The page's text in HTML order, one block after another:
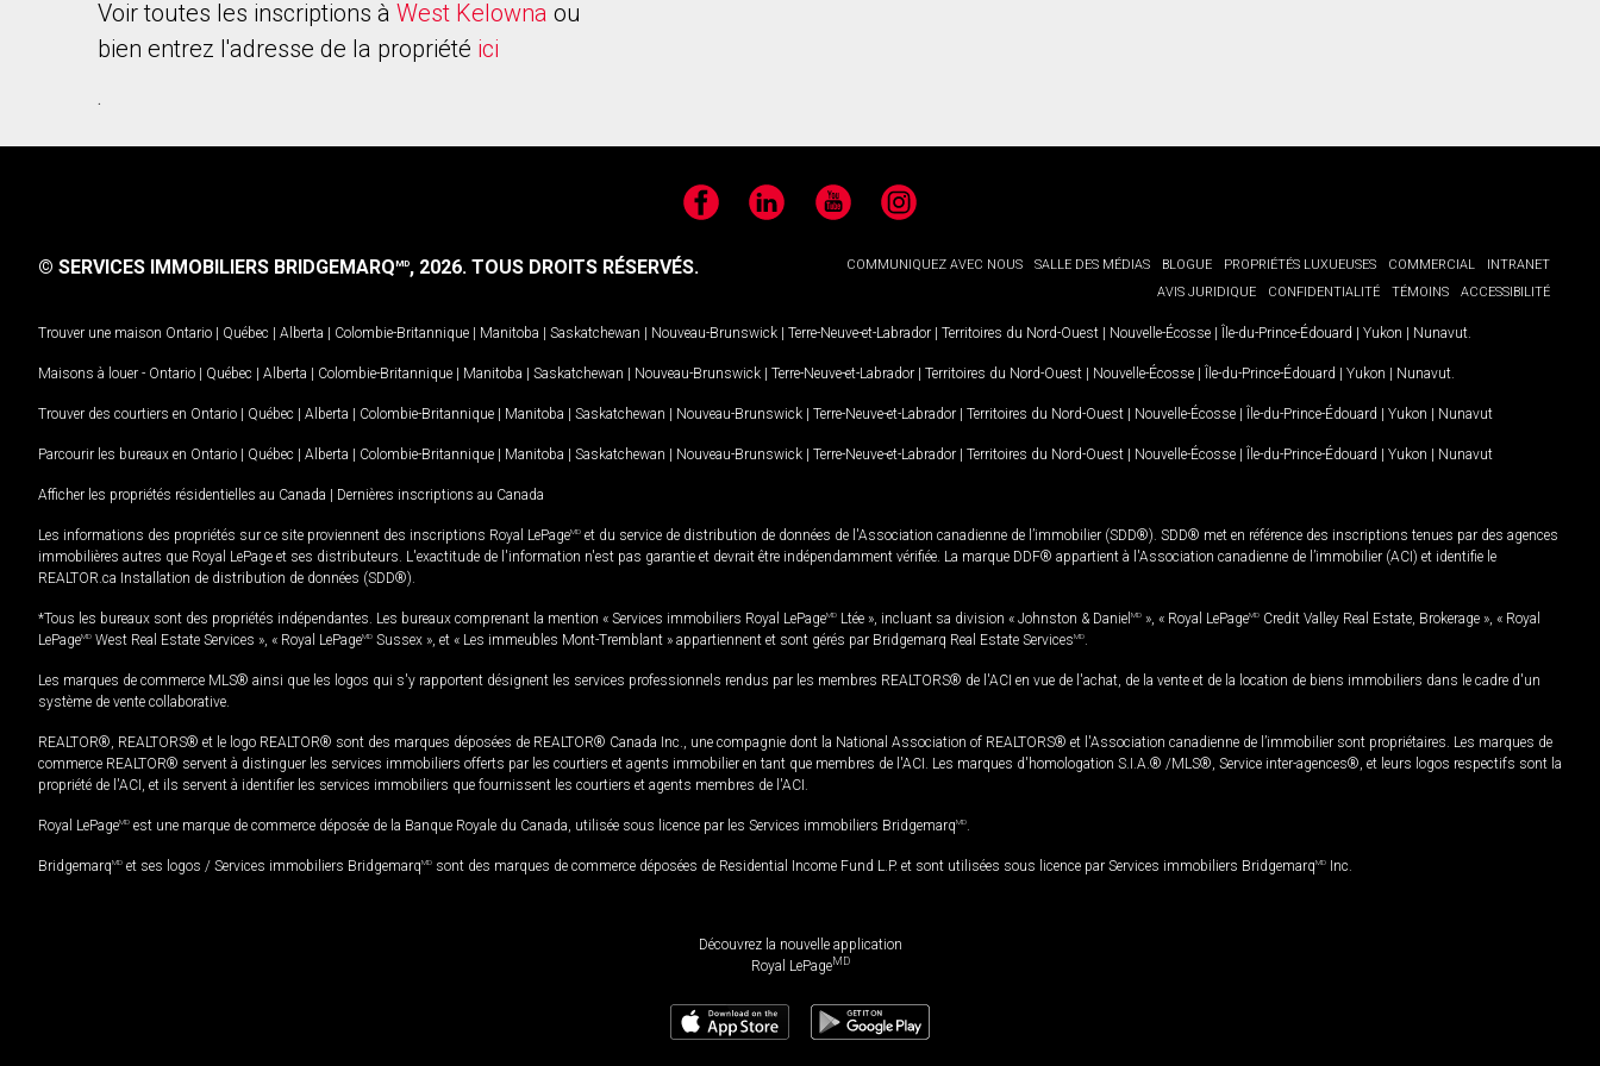
Voir toutes les inscriptions à West Kelowna ou
bien entrez l'adresse de la propriété ici
.
FacebookLinkedIn YouTubeInstagram
COMMUNIQUEZ AVEC NOUS SALLE DES MÉDIAS BLOGUE PROPRIÉTÉS LUXUEUSES COMMERCIAL
INTRANET
AVIS JURIDIQUE
CONFIDENTIALITÉ TÉMOINS ACCESSIBILITÉ
© SERVICES IMMOBILIERS BRIDGEMARQMD, 2026. TOUS DROITS RÉSERVÉS.
Trouver une maison Ontario | Québec | Alberta | Colombie-Britannique | Manitoba | Saskatchewan | Nouveau-Brunswick | Terre-Neuve-et-Labrador | Territoires du Nord-Ouest | Nouvelle-Écosse | Île-du-Prince-Édouard | Yukon | Nunavut
Maisons à louer - Ontario | Québec | Alberta | Colombie-Britannique | Manitoba | Saskatchewan | Nouveau-Brunswick | Terre-Neuve-et-Labrador | Territoires du Nord-Ouest | Nouvelle-Écosse | Île-du-Prince-Édouard | Yukon | Nunavut
Trouver des courtiers en Ontario | Québec | Alberta | Colombie-Britannique | Manitoba | Saskatchewan | Nouveau-Brunswick | Terre-Neuve-et-Labrador | Territoires du Nord-Ouest | Nouvelle-Écosse | Île-du-Prince-Édouard | Yukon | Nunavut
Parcourir les bureaux en Ontario | Québec | Alberta | Colombie-Britannique | Manitoba | Saskatchewan | Nouveau-Brunswick | Terre-Neuve-et-Labrador | Territoires du Nord-Ouest | Nouvelle-Écosse | Île-du-Prince-Édouard | Yukon | Nunavut
Afficher les propriétés résidentielles au Canada | Dernières inscriptions au Canada
Les informations des propriétés sur ce site proviennent des inscriptions Royal LePageMD et du service de distribution de données de l'Association canadienne de l’immobilier (SDD®). SDD® met en référence des inscriptions tenues par des agences
immobilières autres que Royal LePage et ses distributeurs. L'exactitude de l'information n'est pas garantie et devrait être indépendamment vérifiée. La marque DDF® appartient à l'Association canadienne de l’immobilier (ACI) et identifie le
REALTOR.ca Installation de distribution de données (SDD®).
*Tous les bureaux sont des propriétés indépendantes. Les bureaux comprenant la mention « Services immobiliers Royal LePageMD Ltée », incluant sa division « Johnston & Daniel MD », « Royal LePageMD Credit Valley Real Estate, Brokerage », « Royal
LePageMD West Real Estate Services », « Royal LePageMD Sussex », et « Les immeubles Mont-Tremblant » appartiennent et sont gérés par Bridgemarq Real Estate ServicesMD
Les marques de commerce MLS® ainsi que les logos qui s'y rapportent désignent les services professionnels rendus par les membres REALTORS® de l'ACI en vue de l'achat, de la vente et de la location de biens immobiliers dans le cadre d'un
système de vente collaborative.
REALTOR®, REALTORS® et le logo REALTOR® sont des marques déposées de REALTOR® Canada Inc., une compagnie dont la National Association of REALTORS® et l'Association canadienne de l’immobilier sont propriétaires. Les marques de
commerce REALTOR® servent à distinguer les services immobiliers offerts par les courtiers et agents immobilier en tant que membres de l'ACI. Les marques d'homologation S.I.A.® /MLS®, Service inter-agences®, et leurs logos respectifs sont la
propriété de l'ACI, et ils servent à identifier les services immobiliers que fournissent les courtiers et agents membres de l'ACI.
Royal LePageMD est une marque de commerce déposée de la Banque Royale du Canada, utilisée sous licence par les Services immobiliers BridgemarqMD
BridgemarqMD et ses logos / Services immobiliers BridgemarqMD sont des marques de commerce déposées de Residential Income Fund L.P. et sont utilisées sous licence par Services immobiliers BridgemarqMD Inc.
Découvrez la nouvelle application
Royal LePageMD